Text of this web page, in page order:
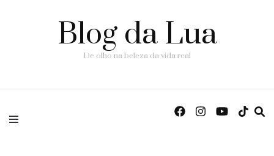
Blog da Lua
De olho na beleza da vida real